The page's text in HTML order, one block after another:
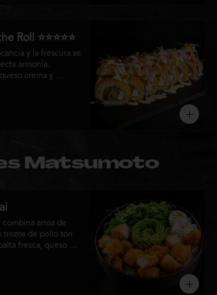
Roll ⭐⭐⭐⭐⭐
y la frescura se
armonía.
crema y
pescado blanco en
una sedosa
intensa,
nikkei.
Matsumoto
arroz de
trozos de pollo tori
fresca, queso
lo crocante, lo
cada bocado.